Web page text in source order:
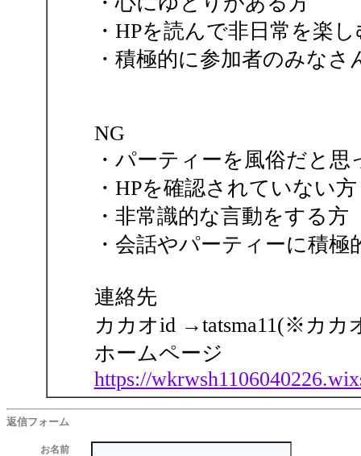
・HPを読んで非日常を楽
・積極的に参加者のみな
NG
・パーティーを風俗だと思
・HPを確認されていない方
・非常識的な言動をする方
・会話やパーティーに積
連絡先
カカオid →tatsma11(※カカ
ホームページ
https://
返信フォーム
お名前